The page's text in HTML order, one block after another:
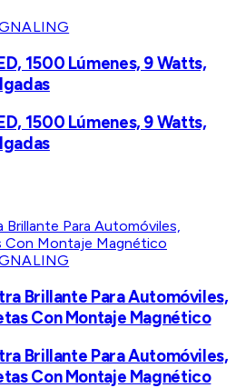
1500 Lúmenes, 9 Watts,
1500 Lúmenes, 9 Watts,
Brillante Para Automóviles,
Con Montaje Magnético
Brillante Para Automóviles,
Con Montaje Magnético